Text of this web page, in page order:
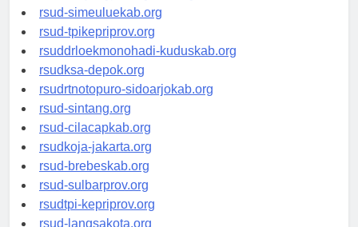
rsud-tanjungpinangkota.org
rsud-simeuluekab.org
rsud-tpikepriprov.org
rsuddrloekmonohadi-kuduskab.org
rsudksa-depok.org
rsudrtnotopuro-sidoarjokab.org
rsud-sintang.org
rsud-cilacapkab.org
rsudkoja-jakarta.org
rsud-brebeskab.org
rsud-sulbarprov.org
rsudtpi-kepriprov.org